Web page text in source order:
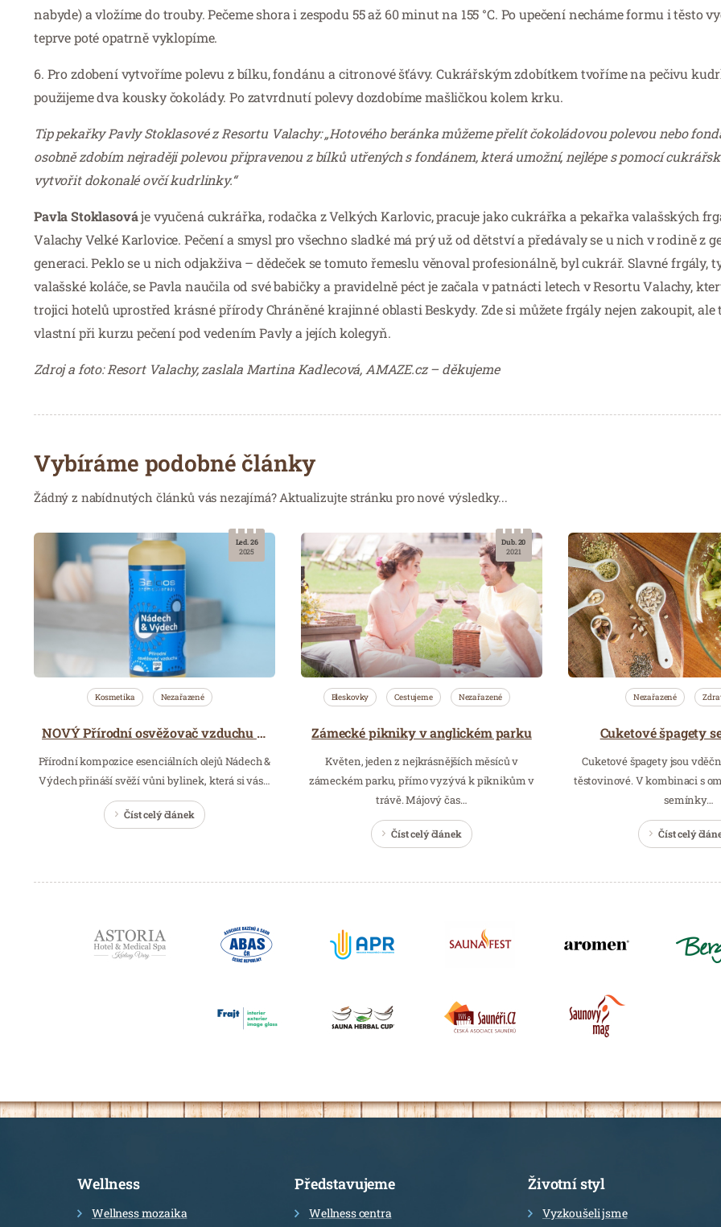
nabyde) a vložíme do trouby. Pečeme shora i zespodu 55 až 60 minut na 155 °C. Po upečení necháme formu i těsto
teprve poté opatrně vyklopíme.
6. Pro zdobení vytvoříme polevu z bílku, fondánu a citronové šťávy. Cukrářským zdobítkem tvoříme na pečivu
použijeme dva kousky čokolády. Po zatvrdnutí polevy dozdobíme mašličkou kolem krku.
Tip pekařky Pavly Stoklasové z Resortu Valachy: „Hotového beránka můžeme přelít čokoládovou polevou nebo
osobně zdobím nejraději polevou připravenou z bílků utřených s fondánem, která umožní, nejlépe s pomocí
vytvořit dokonalé ovčí kudrlinky.“
Pavla Stoklasováje vyučená cukrářka, rodačka z Velkých Karlovic, pracuje jako cukrářka a pekařka valašských
Valachy Velké Karlovice. Pečení a smysl pro všechno sladké má prý už od dětství a předávaly se u nich v rodině z
generaci. Peklo se u nich odjakživa – dědeček se tomuto řemeslu věnoval profesionálně, byl cukrář. Slavné frgály,
valašské koláče, se Pavla naučila od své babičky a pravidelně péct je začala v patnácti letech v Resortu Valachy,
trojici hotelů uprostřed krásné přírody Chráněné krajinné oblasti Beskydy. Zde si můžete frgály nejen zakoupit, ale
vlastní při kurzu pečení pod vedením Pavly a jejích kolegyň.
Zdroj a foto: Resort Valachy,zaslala Martina Kadlecová, AMAZE.cz – děkujeme
Vybíráme podobné články
Žádný z nabídnutých článků vás nezajímá? Aktualizujte stránku pro nové výsledky...
Kosmetika Nezařazené
NOVÝ Přírodní osvěžovač vzduchu Nádech & Výdech
Přírodní kompozice esenciálních olejů Nádech &
Výdech přináší svěží vůni bylinek, která si vás…
Číst celý článek
Led. 26
2025
Bleskovky Cestujeme Nezařazené
Zámecké pikniky v anglickém parku
Květen, jeden z nejkrásnějších měsíců v
zámeckém parku, přímo vyzývá k piknikům v
trávě. Májový čas…
Číst celý článek
Dub. 20
2021
Nezařazené
Cuketové špagety
Cuketové špagety jsou
těstovinové. V kombinaci s
semínky…
Číst celý
Informace
Wellness
Wellness mozaika
Představujeme
Wellness centra
Životní styl
Vyzkoušeli jsme